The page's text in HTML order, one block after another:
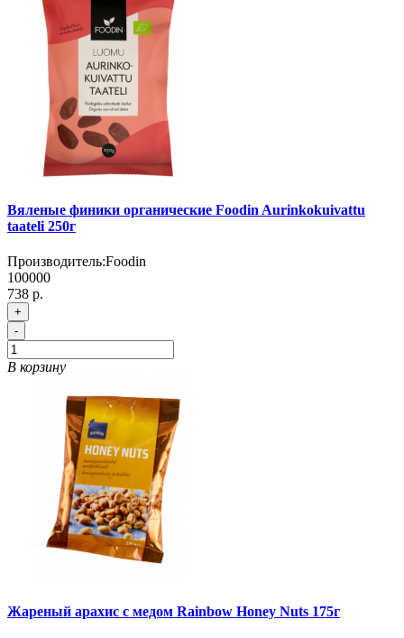
Вяленые финики органические Foodin Aurinkokuivattu
taateli 250г
Производитель:Foodin
100000
738 р.
+
-
В корзину
Жареный арахис с медом Rainbow Honey Nuts 175г